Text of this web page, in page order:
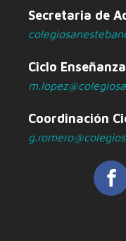
Secretaria de
Ciclo
Coordinación